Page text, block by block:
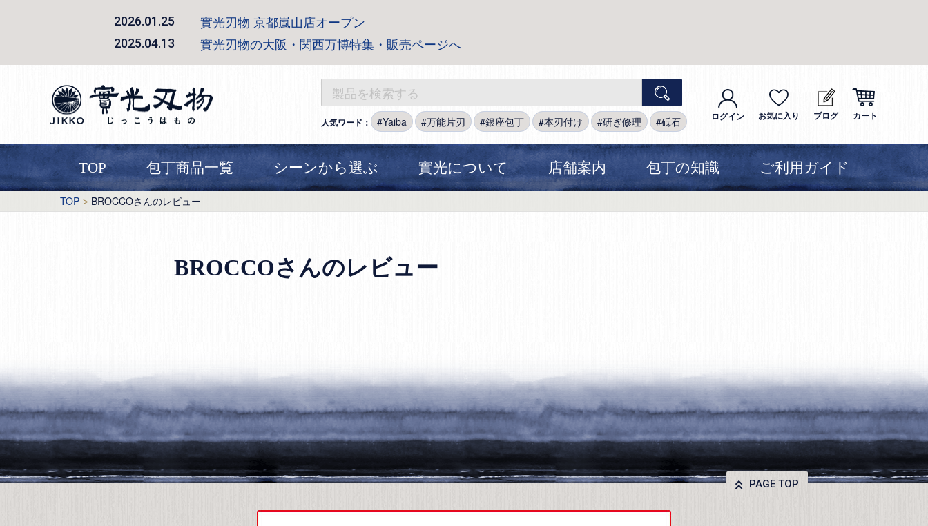
2026.01.25 實光刃物 京都嵐山店オープン
2025.04.13 實光刃物の大阪・関西万博特集・販売ページへ
人気ワード： Yaiba 万能片刃 銀座包丁 本刃付け 研ぎ修理 砥石 ログイン お気に入り ブログ カート
TOP 包丁商品一覧 シーンから選ぶ 實光について 店舗案内 包丁の知識 ご利用ガイド
TOP BROCCOさんのレビュー
BROCCOさんのレビュー
PAGE TOP